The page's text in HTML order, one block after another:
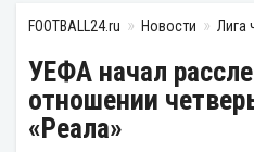
FOOTBALL24.ru Новости Лига
УЕФА начал
отношении
«Реала»